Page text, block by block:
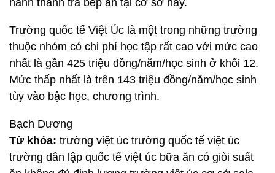
hành thanh tra bếp ăn tại cơ sở này.
Trường quốc tế Việt Úc là một trong những trường
thuộc nhóm có chi phí học tập rất cao với mức cao
nhất là gần 425 triệu đồng/năm/học sinh ở khối 12.
Mức thấp nhất là trên 143 triệu đồng/năm/học sinh
tùy vào bậc học, chương trình.
Bạch Dương
Từ khóa: trường việt úc trường quốc tế việt úc
trường dân lập quốc tế việt úc bữa ăn có giòi suất